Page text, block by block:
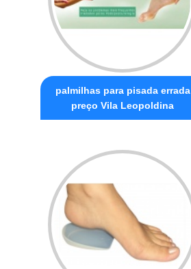
palmilhas para pisada errada
preço Vila Leopoldina